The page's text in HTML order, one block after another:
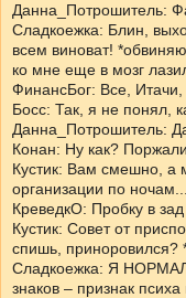
Данна_Потрошитель:
Сладкоежка: Блин,
всем виноват!
ко мне еще в мозг
ФинансБог: Все,
Босс: Так, я не понял,
Данна_Потрошитель:
Конан: Ну как?
Кустик: Вам смешно, а
организации по ночам...
КреведкО: Пробку в
Кустик: Совет от
спишь, приноровился?
Сладкоежка: Я
знаков – признак